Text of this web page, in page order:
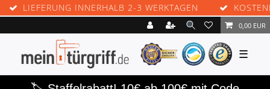
INNERHALB 2-3 WERKTAGEN KOSTENLOSE
0,00 EUR
☰